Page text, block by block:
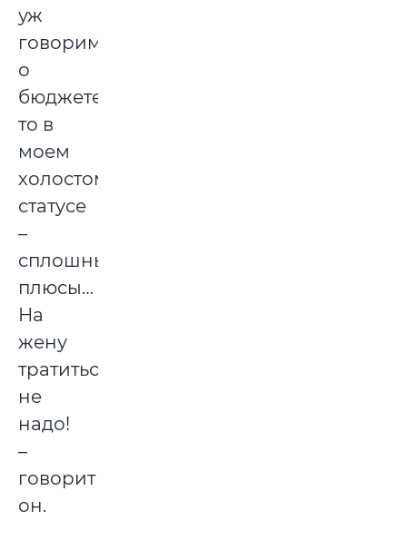
уж
говорим
о
бюджете,
то в
моем
холостом
статусе
–
сплошные
плюсы…
На
жену
тратиться
не
надо!
–
говорит
он.